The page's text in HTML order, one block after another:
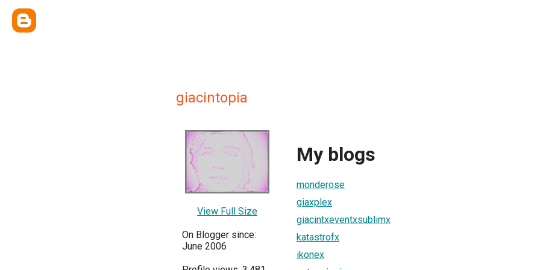
giacintopia
View Full Size
On Blogger since:
June 2006
My blogs
monderose
giaxplex
giacintxeventxsublimx
katastrofx
ikonex